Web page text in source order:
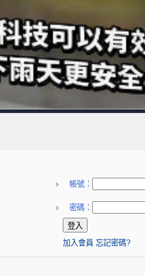
帳號：
密碼：
加入會員 忘記密碼?